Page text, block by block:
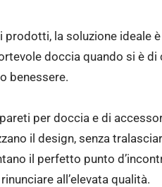
la soluzione ideale
doccia quando si è
benessere.
per doccia e di
il design, senza
il perfetto punto
all’elevata qualità.